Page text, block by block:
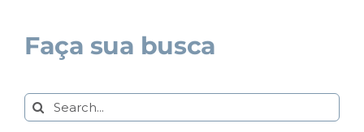
Faça sua busca
Search
for: